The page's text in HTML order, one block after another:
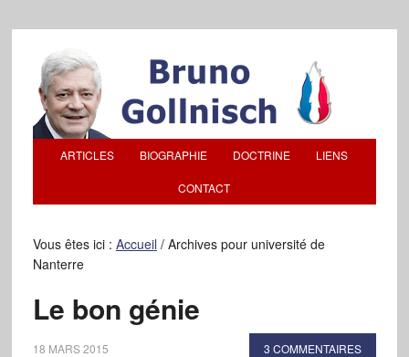
ARTICLES BIOGRAPHIE DOCTRINE LIENS
CONTACT
Vous êtes ici : Accueil /Archives pour université de
Nanterre
Le bon génie
18 MARS 2015 3 COMMENTAIRES